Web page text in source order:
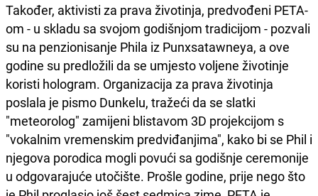
Također, aktivisti za prava životinja, predvođeni PETA-
om - u skladu sa svojom godišnjom tradicijom - pozvali
su na penzionisanje Phila iz Punxsatawneya, a ove
godine su predložili da se umjesto voljene životinje
koristi hologram. Organizacija za prava životinja
poslala je pismo Dunkelu, tražeći da se slatki
"meteorolog" zamijeni blistavom 3D projekcijom s
"vokalnim vremenskim predviđanjima", kako bi se Phil i
njegova porodica mogli povući sa godišnje ceremonije
u odgovarajuće utočište. Prošle godine, prije nego što